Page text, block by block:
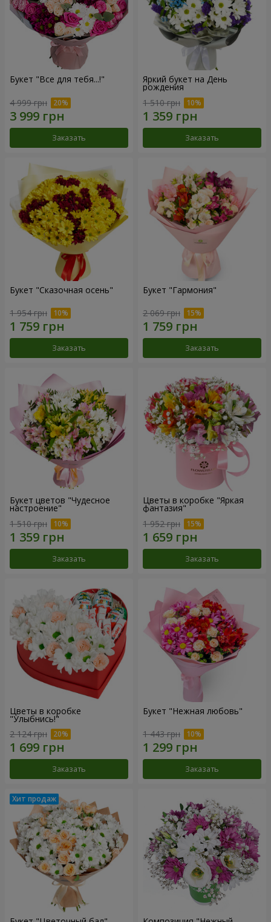
Букет "Все для тебя...!"
4 999 грн
Заказать
Яркий букет на День
рождения
1 510 грн
Заказать
Букет "Сказочная осень"
1 954 грн
Заказать
Букет "Гармония"
2 069 грн
Заказать
Букет цветов "Чудесное
настроение"
1 510 грн
Заказать
Цветы в коробке "Яркая
фантазия"
1 952 грн
Заказать
Цветы в коробке
"Улыбнись!"
2 124 грн
Заказать
Букет "Нежная любовь"
1 443 грн
Заказать